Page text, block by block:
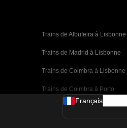
Trains de Albufeira à Lisbonne
Trains de Madrid à Lisbonne
Trains de Coimbra à Lisbonne
Trains de Coimbra à Porto
Trains de Valence à Barcelone
Français